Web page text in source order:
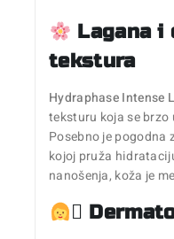
Lagana i
tekstura
Hydraphase Intense
teksturu koja se
Posebno je pogodna
kojoj pruža
nanošenja, koža je
‍⚕